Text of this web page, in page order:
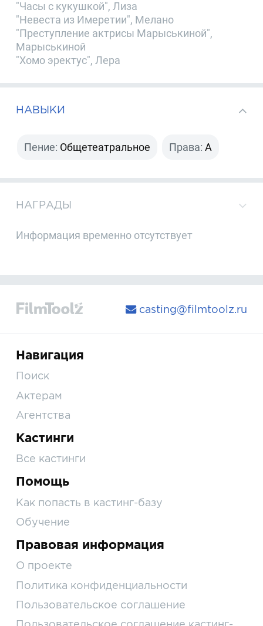
"Часы с кукушкой", Лиза
"Невеста из Имеретии", Мелано
"Преступление актрисы Марыськиной",
Марыськиной
"Хомо эректус", Лера
НАВЫКИ
Пение: Общетеатральное Права: A
НАГРАДЫ
Информация временно отсутствует
casting@filmtoolz.ru
Навигация
Поиск
Актерам
Агентства
Кастинги
Все кастинги
Помощь
Как попасть в кастинг-базу
Обучение
Правовая информация
О проекте
Политика конфиденциальности
Пользовательское соглашение